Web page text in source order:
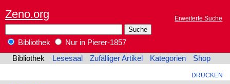
Zeno.org Erweiterte Suche
Bibliothek
Nur in Pierer-1857
Bibliothek
Lesesaal Zufälliger Artikel Kategorien Shop
DRUCKEN